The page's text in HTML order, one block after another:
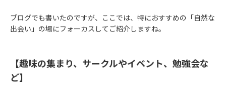
ブログでも書いたのですが、ここでは、特におすすめの「自然な
出会い」の場にフォーカスしてご紹介しますね。
【趣味の集まり、サークルやイベント、勉強会な
ど】